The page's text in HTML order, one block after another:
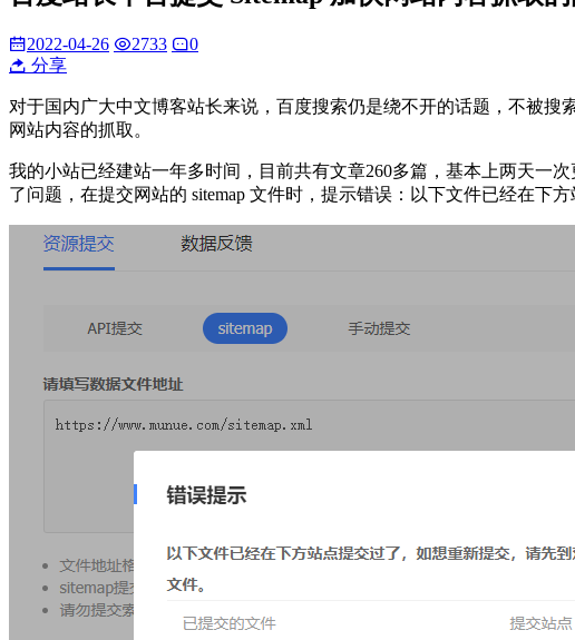
2022-04-26 2733
0
分享
对于国内广大中文博客站长来说，百度搜索仍是绕不开的话题，不被
网站内容的抓取。
我的小站已经建站一年多时间，目前共有文章260多篇，基本上两天一
了问题，在提交网站的 sitemap 文件时，提示错误：以下文件已经在下